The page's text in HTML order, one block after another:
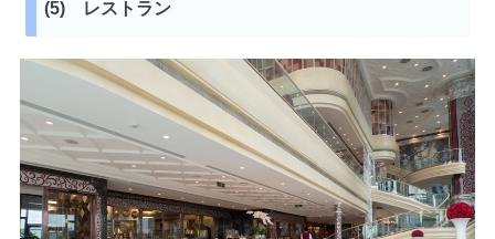
(5) レストラン